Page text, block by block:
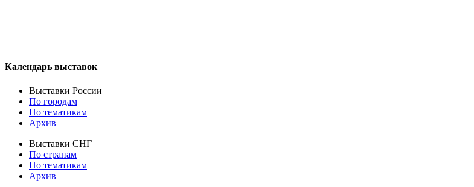
Календарь выставок
Выставки России
По городам
По тематикам
Архив
Выставки СНГ
По странам
По тематикам
Архив